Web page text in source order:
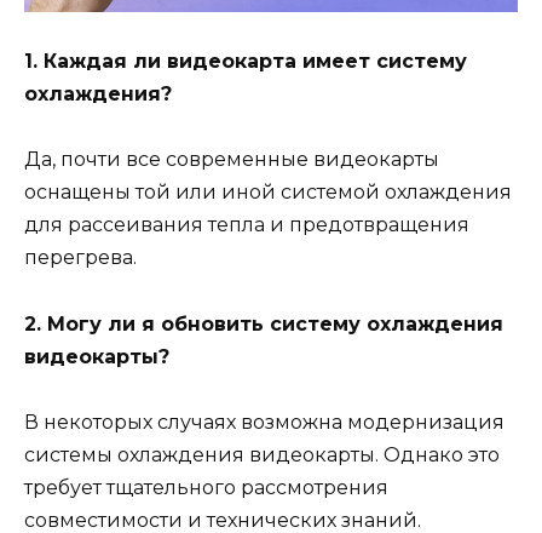
1. Каждая ли видеокарта имеет систему
охлаждения?
Да, почти все современные видеокарты
оснащены той или иной системой охлаждения
для рассеивания тепла и предотвращения
перегрева.
2. Могу ли я обновить систему охлаждения
видеокарты?
В некоторых случаях возможна модернизация
системы охлаждения видеокарты. Однако это
требует тщательного рассмотрения
совместимости и технических знаний.